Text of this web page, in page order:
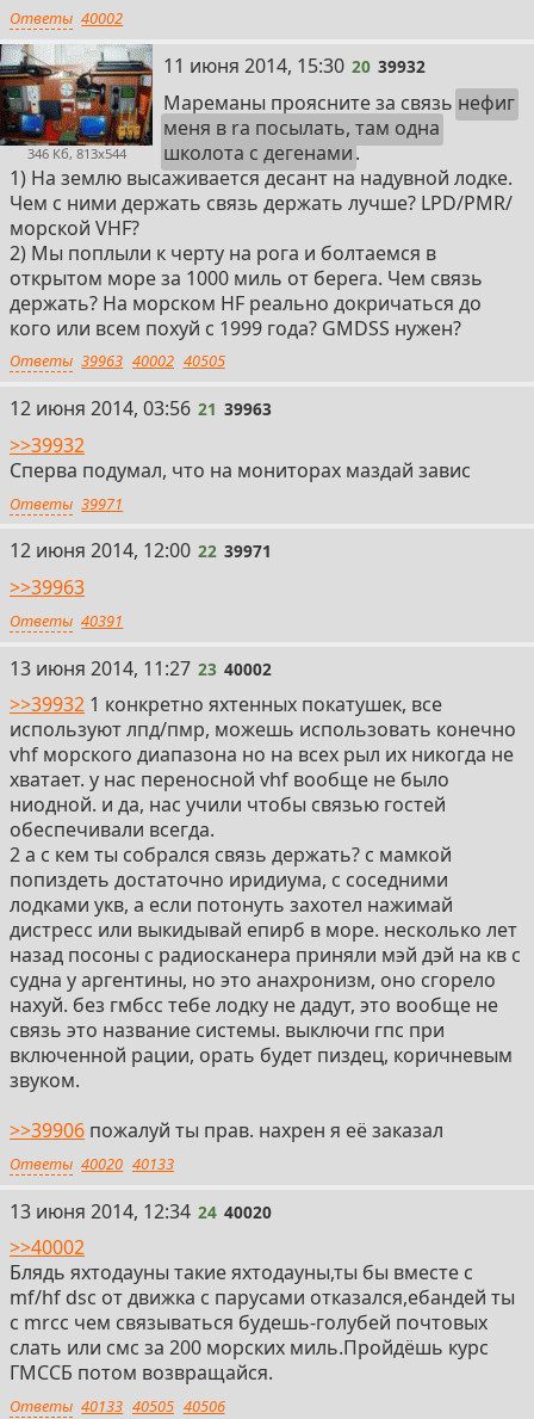
Ответы 40002
346 Кб, 813x544
20
11 июня 2014, 15:30 20 39932
Мареманы проясните за связь нефиг
меня в ra посылать, там одна
школота с дегенами.
1) На землю высаживается десант на надувной лодке.
Чем с ними держать связь держать лучше? LPD/PMR/
морской VHF?
2) Мы поплыли к черту на рога и болтаемся в
открытом море за 1000 миль от берега. Чем связь
держать? На морском HF реально докричаться до
кого или всем похуй с 1999 года? GMDSS нужен?
Ответы 39963 40002 40505
21
12 июня 2014, 03:56 21 39963
>>39932
Сперва подумал, что на мониторах маздай завис
Ответы 39971
22
12 июня 2014, 12:00 22 39971
>>39963
Ответы 40391
23
13 июня 2014, 11:27 23 40002
>>39932 1 конкретно яхтенных покатушек, все
используют лпд/пмр, можешь использовать конечно
vhf морского диапазона но на всех рыл их никогда не
хватает. у нас переносной vhf вообще не было
ниодной. и да, нас учили чтобы связью гостей
обеспечивали всегда.
2 а с кем ты собрался связь держать? с мамкой
попиздеть достаточно иридиума, с соседними
лодками укв, а если потонуть захотел нажимай
дистресс или выкидывай епирб в море. несколько лет
назад посоны с радиосканера приняли мэй дэй на кв с
судна у аргентины, но это анахронизм, оно сгорело
нахуй. без гмбсс тебе лодку не дадут, это вообще не
связь это название системы. выключи гпс при
включенной рации, орать будет пиздец, коричневым
звуком.
>>39906 пожалуй ты прав. нахрен я её заказал
Ответы 40020 40133
24
13 июня 2014, 12:34 24 40020
>>40002
Блядь яхтодауны такие яхтодауны,ты бы вместе с
mf/hf dsc от движка с парусами отказался,ебандей ты
с mrcc чем связываться будешь-голубей почтовых
слать или смс за 200 морских миль.Пройдёшь курс
ГМССБ потом возвращайся.
Ответы 40133 40505 40506